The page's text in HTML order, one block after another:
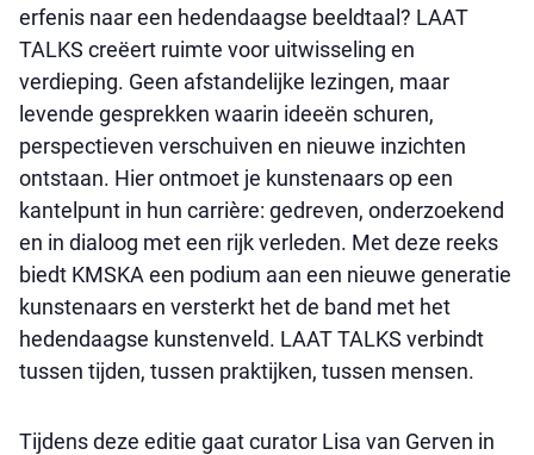
erfenis naar een hedendaagse beeldtaal? LAAT
TALKS creëert ruimte voor uitwisseling en
verdieping. Geen afstandelijke lezingen, maar
levende gesprekken waarin ideeën schuren,
perspectieven verschuiven en nieuwe inzichten
ontstaan. Hier ontmoet je kunstenaars op een
kantelpunt in hun carrière: gedreven, onderzoekend
en in dialoog met een rijk verleden. Met deze reeks
biedt KMSKA een podium aan een nieuwe generatie
kunstenaars en versterkt het de band met het
hedendaagse kunstenveld. LAAT TALKS verbindt
tussen tijden, tussen praktijken, tussen mensen.
Tijdens deze editie gaat curator Lisa van Gerven in